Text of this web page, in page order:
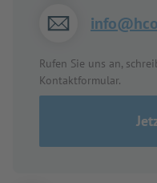
Rufen Sie uns an,
Kontaktformular.